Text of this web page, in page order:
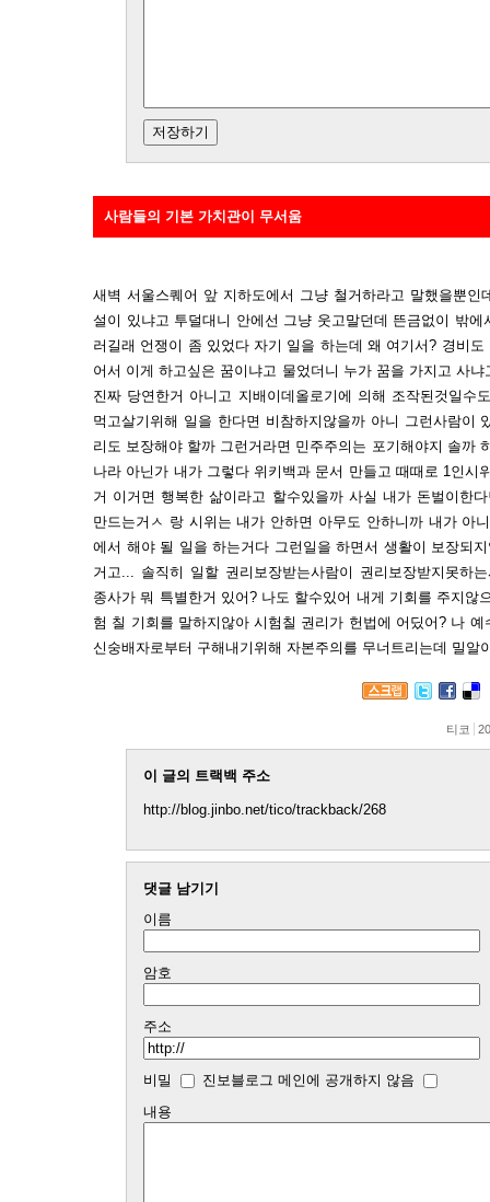
사람들의 기본 가치관이 무서움
새벽 서울스퀘어 앞 지하도에서 그냥 철거하라고 말했을뿐
설이 있냐고 투덜대니 안에선 그냥 웃고말던데 뜬금없이 밖
러길래 언쟁이 좀 있었다 자기 일을 하는데 왜 여기서? 경비
어서 이게 하고싶은 꿈이냐고 물었더니 누가 꿈을 가지고 사
진짜 당연한거 아니고 지배이데올로기에 의해 조작된것일수
먹고살기위해 일을 한다면 비참하지않을까 아니 그런사람이
리도 보장해야 할까 그런거라면 민주주의는 포기해야지 솔까
나라 아닌가 내가 그렇다 위키백과 문서 만들고 때때로 1인시
거 이거면 행복한 삶이라고 할수있을까 사실 내가 돈벌이한
만드는거ㅅ 랑 시위는 내가 안하면 아무도 안하니까 내가 아
에서 해야 될 일을 하는거다 그런일을 하면서 생활이 보장되
거고... 솔직히 일할 권리보장받는사람이 권리보장받지못하
종사가 뭐 특별한거 있어? 나도 할수있어 내게 기회를 주지않
험 칠 기회를 말하지않아 시험칠 권리가 헌법에 어딨어? 나
신숭배자로부터 구해내기위해 자본주의를 무너트리는데 밀알
티코
이 글의 트랙백 주소
http://blog.jinbo.net/tico/trackback/268
댓글 남기기
이름
암호
주소
비밀
진보블로그 메인에 공개하지 않음
내용